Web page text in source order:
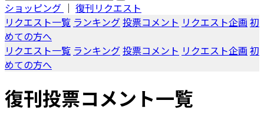
ショッピング ｜ 復刊リクエスト
リクエスト一覧 ランキング投票コメント リクエスト企画 初
めての方へ
リクエスト一覧 ランキング投票コメント リクエスト企画 初
めての方へ
復刊投票コメント一覧